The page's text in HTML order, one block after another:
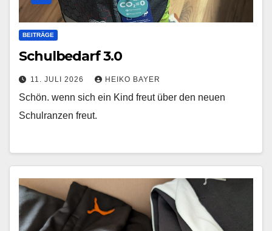
BEITRÄGE
Schulbedarf 3.0
11. JULI 2026 HEIKO BAYER
Schön. wenn sich ein Kind freut über den neuen
Schulranzen freut.